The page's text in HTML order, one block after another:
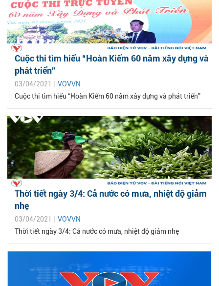
Cuộc thi tìm hiểu “Hoàn Kiếm 60 năm xây dựng và
phát triển”
03/04/2021 | VOVVN
Cuộc thi tìm hiểu “Hoàn Kiếm 60 năm xây dựng và phát triển”
Thời tiết ngày 3/4: Cả nước có mưa, nhiệt độ giảm
nhẹ
03/04/2021 | VOVVN
Thời tiết ngày 3/4: Cả nước có mưa, nhiệt độ giảm nhẹ